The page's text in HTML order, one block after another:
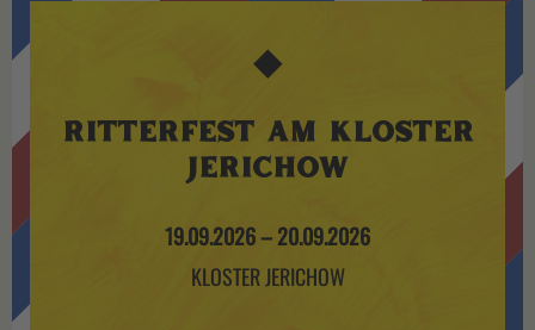
◆
RITTERFEST AM KLOSTER
JERICHOW
19.09.2026–20.09.2026
KLOSTER JERICHOW